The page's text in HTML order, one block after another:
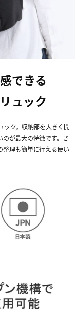
できる
ュック
ック。収納部を大きく開
が最大の特徴です。さ
整理も簡単に行える使い